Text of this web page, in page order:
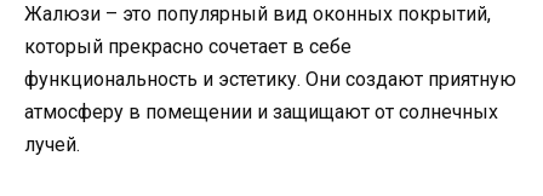
Жалюзи – это популярный вид оконных покрытий,
который прекрасно сочетает в себе
функциональность и эстетику. Они создают приятную
атмосферу в помещении и защищают от солнечных
лучей.